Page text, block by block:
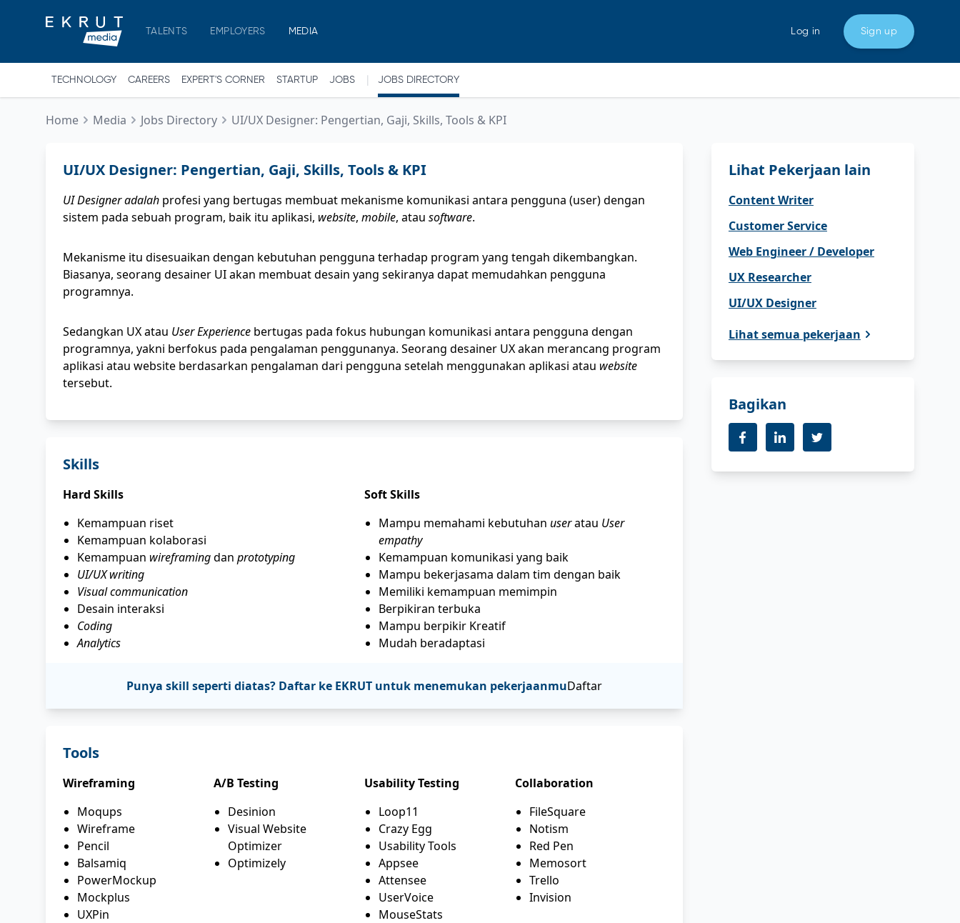
TALENTS EMPLOYERS MEDIA Log in Sign up
TECHNOLOGY CAREERS EXPERT'S CORNER STARTUP JOBS JOBS DIRECTORY
Home Media Jobs Directory UI/UX Designer: Pengertian, Gaji, Skills, Tools & KPI
UI/UX Designer: Pengertian, Gaji, Skills, Tools & KPI
UI Designer adalah profesi yang bertugas membuat mekanisme komunikasi antara pengguna (user) dengan
sistem pada sebuah program, baik itu aplikasi, website, mobile, atau software.
Mekanisme itu disesuaikan dengan kebutuhan pengguna terhadap program yang tengah dikembangkan.
Biasanya, seorang desainer UI akan membuat desain yang sekiranya dapat memudahkan pengguna
programnya.
Sedangkan UX atau User Experience bertugas pada fokus hubungan komunikasi antara pengguna dengan
programnya, yakni berfokus pada pengalaman penggunanya. Seorang desainer UX akan merancang program
aplikasi atau website berdasarkan pengalaman dari pengguna setelah menggunakan aplikasi atau website
tersebut.
Skills
Hard Skills
Kemampuan riset
Kemampuan kolaborasi
Kemampuan wireframingdan prototyping
UI/UX writing
Visual communication
Desain interaksi
Coding
Analytics
Soft Skills
Mampu memahami kebutuhan useratau User
empathy
Kemampuan komunikasi yang baik
Mampu bekerjasama dalam tim dengan baik
Memiliki kemampuan memimpin
Berpikiran terbuka
Mampu berpikir Kreatif
Mudah beradaptasi
Punya skill seperti diatas? Daftar ke EKRUT untuk menemukan pekerjaanmuDaftar
Tools
Wireframing
Moqups
Wireframe
Pencil
Balsamiq
PowerMockup
Mockplus
UXPin
A/B Testing
Desinion
Visual Website
Optimizer
Optimizely
Usability Testing
Loop11
Crazy Egg
Usability Tools
Appsee
Attensee
UserVoice
MouseStats
Collaboration
FileSquare
Notism
Red Pen
Memosort
Trello
Invision
Lihat Pekerjaan lain
Content Writer
Customer Service
Web Engineer / Developer
UX Researcher
UI/UX Designer
Lihat semua pekerjaan
Bagikan